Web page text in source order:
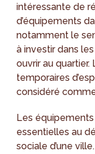
intéressante de
d’équipements
notamment le
à investir dans
ouvrir au
temporaires
considéré
Les
essentielles au
sociale d’une